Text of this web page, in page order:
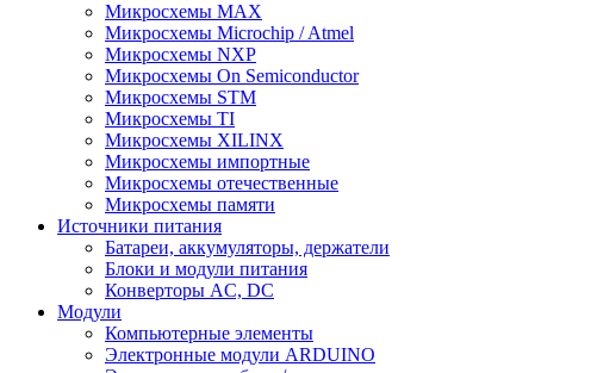
Микросхемы MAX
Микросхемы Microchip / Atmel
Микросхемы NXP
Микросхемы On Semiconductor
Микросхемы STM
Микросхемы TI
Микросхемы XILINX
Микросхемы импортные
Микросхемы отечественные
Микросхемы памяти
Источники питания
Батареи, аккумуляторы, держатели
Блоки и модули питания
Конверторы AC, DC
Модули
Компьютерные элементы
Электронные модули ARDUINO